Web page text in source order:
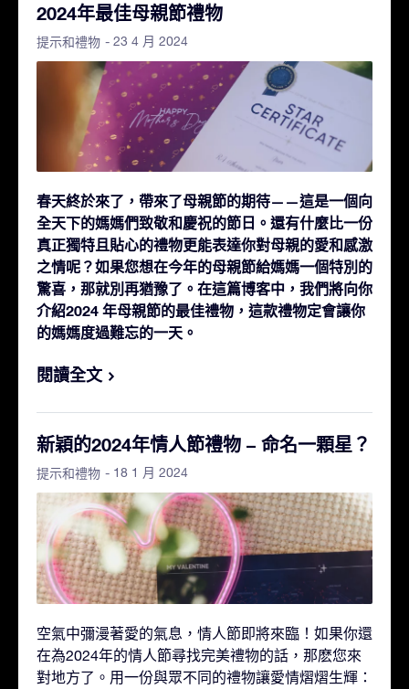
2024年最佳母親節禮物
提示和禮物 - 23 4 月 2024
春天終於來了，帶來了母親節的期待——這是一個向
全天下的媽媽們致敬和慶祝的節日。還有什麼比一份
真正獨特且貼心的禮物更能表達你對母親的愛和感激
之情呢？如果您想在今年的母親節給媽媽一個特別的
驚喜，那就別再猶豫了。在這篇博客中，我們將向你
介紹2024 年母親節的最佳禮物，這款禮物定會讓你
的媽媽度過難忘的一天。
閱讀全文
新穎的2024年情人節禮物 – 命名一顆星？
提示和禮物 - 18 1 月 2024
空氣中彌漫著愛的氣息，情人節即將來臨！如果你還
在為2024年的情人節尋找完美禮物的話，那麽您來
對地方了。用一份與眾不同的禮物讓愛情熠熠生輝：